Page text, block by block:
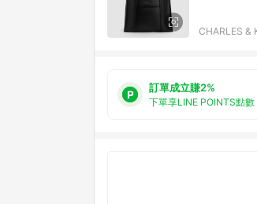
CHARLES &
訂單成立賺2%
下單享LINE POINTS點數